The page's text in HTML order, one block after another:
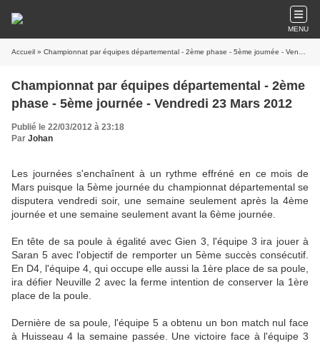
MENU
Accueil » Championnat par équipes départemental - 2ème phase - 5ème journée - Vendredi 23 Mars 2012
Championnat par équipes départemental - 2ème
phase - 5ème journée - Vendredi 23 Mars 2012
Publié le 22/03/2012 à 23:18
Par Johan
Les journées s'enchaînent à un rythme effréné en ce mois de
Mars puisque la 5ème journée du championnat départemental se
disputera vendredi soir, une semaine seulement après la 4ème
journée et une semaine seulement avant la 6ème journée.
En tête de sa poule à égalité avec Gien 3, l'équipe 3 ira jouer à
Saran 5 avec l'objectif de remporter un 5ème succès consécutif.
En D4, l'équipe 4, qui occupe elle aussi la 1ère place de sa poule,
ira défier Neuville 2 avec la ferme intention de conserver la 1ère
place de la poule.
Dernière de sa poule, l'équipe 5 a obtenu un bon match nul face
à Huisseau 4 la semaine passée. Une victoire face à l'équipe 3